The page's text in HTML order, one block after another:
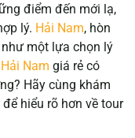
điểm đến mới lạ,
lý. Hải Nam, hòn
một lựa chọn lý
Nam giá rẻ có
Hãy cùng khám
để hiểu rõ hơn về tour